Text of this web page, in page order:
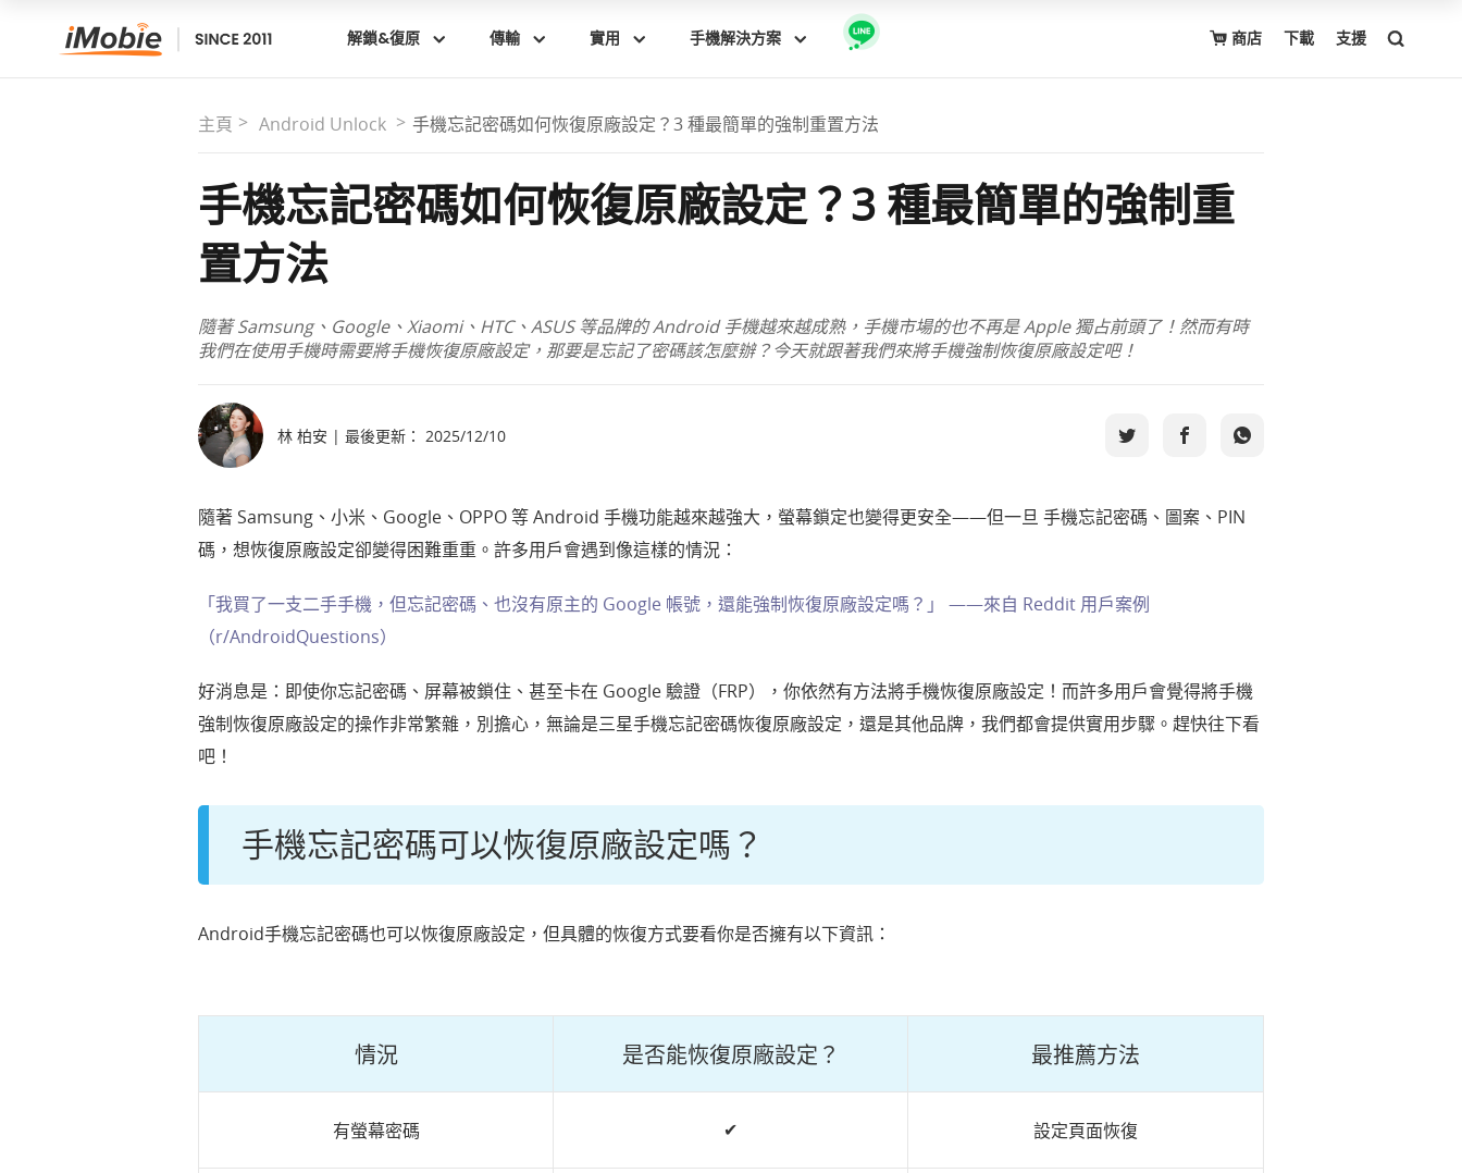
商店 下載 支援
解鎖&復原 傳輸 實用 手機解決方案
主頁 Android Unlock 手機忘記密碼如何恢復原廠設定？3 種最簡單的強制重置方法
手機忘記密碼如何恢復原廠設定？3 種最簡單的強制重
置方法
隨著 Samsung、Google、Xiaomi、HTC、ASUS 等品牌的 Android 手機越來越成熟，手機市場的也不再是 Apple 獨占前頭了！然而有時
我們在使用手機時需要將手機恢復原廠設定，那要是忘記了密碼該怎麼辦？今天就跟著我們來將手機強制恢復原廠設定吧！
林 柏安 | 最後更新： 2025/12/10
隨著 Samsung、小米、Google、OPPO 等 Android 手機功能越來越強大，螢幕鎖定也變得更安全——但一旦 手機忘記密碼、圖案、PIN
碼，想恢復原廠設定卻變得困難重重。許多用戶會遇到像這樣的情況：
「我買了一支二手手機，但忘記密碼、也沒有原主的 Google 帳號，還能強制恢復原廠設定嗎？」 ——來自 Reddit 用戶案例
（r/AndroidQuestions）
好消息是：即使你忘記密碼、屏幕被鎖住、甚至卡在 Google 驗證（FRP），你依然有方法將手機恢復原廠設定！而許多用戶會覺得將手機
強制恢復原廠設定的操作非常繁雜，別擔心，無論是三星手機忘記密碼恢復原廠設定，還是其他品牌，我們都會提供實用步驟。趕快往下看
吧！
手機忘記密碼可以恢復原廠設定嗎？
Android手機忘記密碼也可以恢復原廠設定，但具體的恢復方式要看你是否擁有以下資訊：
情況 是否能恢復原廠設定？ 最推薦方法
有螢幕密碼 ✔︎ 設定頁面恢復